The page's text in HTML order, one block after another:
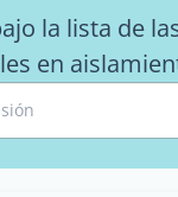
la lista de
en